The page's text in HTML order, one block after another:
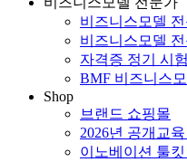
비즈니스모델
비즈니스모델
자격증 정기 시
BMF 비즈니스
Shop
브랜드 쇼핑몰
2026년 공개교
이노베이션 툴킷